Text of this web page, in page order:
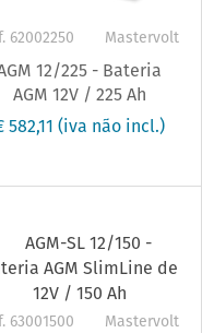
62002250 Mastervolt
12/225 - Bateria
AGM 12V / 225 Ah
582,11 (iva não incl.)
63001500 Mastervolt